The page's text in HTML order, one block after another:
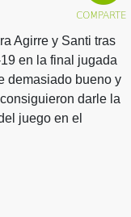
Agirre y Santi tras
en la final jugada
demasiado bueno y
darle la
juego en el